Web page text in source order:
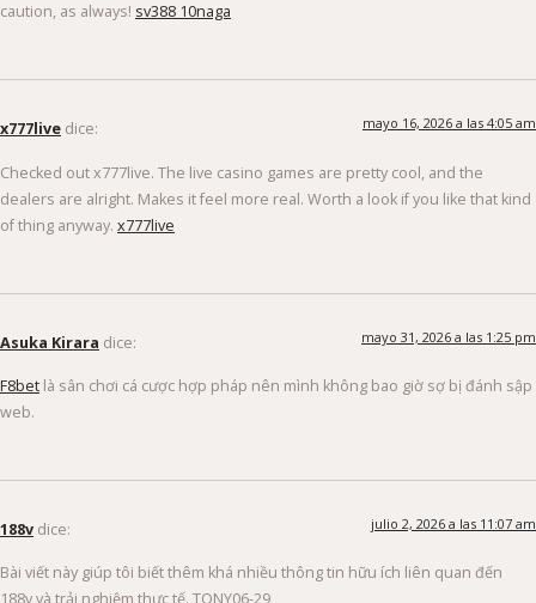
caution, as always! sv388 10naga
x777live dice: mayo 16, 2026 a las 4:05 am
Checked out x777live. The live casino games are pretty cool, and the
dealers are alright. Makes it feel more real. Worth a look if you like that kind
of thing anyway. x777live
Asuka Kirara dice: mayo 31, 2026 a las 1:25 pm
F8bet là sân chơi cá cược hợp pháp nên mình không bao giờ sợ bị đánh sập
web.
188v dice: julio 2, 2026 a las 11:07 am
Bài viết này giúp tôi biết thêm khá nhiều thông tin hữu ích liên quan đến